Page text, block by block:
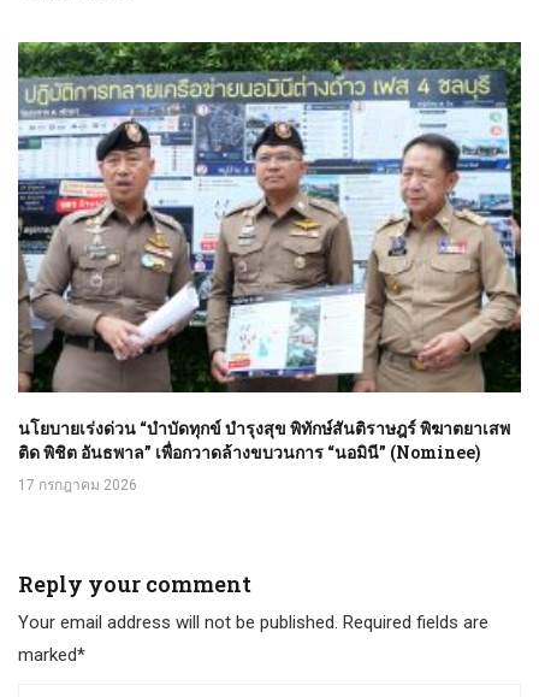
นโยบายเร่งด่วน “บำบัดทุกข์ บำรุงสุข พิทักษ์สันติราษฎร์ พิฆาตยาเสพ
ติด พิชิต อันธพาล” เพื่อกวาดล้างขบวนการ “นอมินี” (Nominee)
17 กรกฎาคม 2026
Reply your comment
Your email address will not be published. Required fields are
marked*